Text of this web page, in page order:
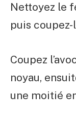
Nettoyez le
puis
Coupez
noyau,
une moitié